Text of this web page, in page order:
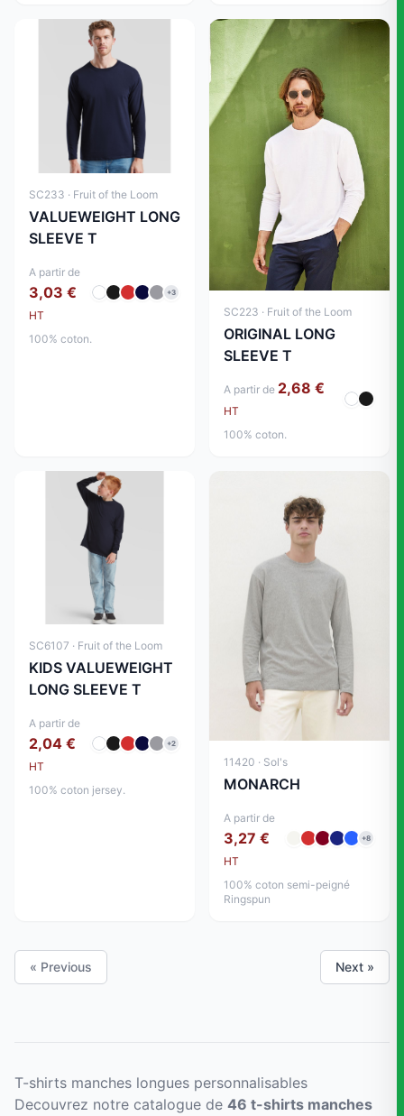
SC233 · Fruit of the Loom
VALUEWEIGHT LONG
SLEEVE T
A partir de
3,03 €
HT
+3
100% coton.
SC223 · Fruit of the Loom
ORIGINAL LONG
SLEEVE T
A partir de 2,68 €
HT
100% coton.
SC6107 · Fruit of the Loom
KIDS VALUEWEIGHT
LONG SLEEVE T
A partir de
2,04 €
HT
+2
100% coton jersey.
11420 · Sol's
MONARCH
A partir de
3,27 €
HT
+8
100% coton semi-peigné
Ringspun
« Previous Next »
T-shirts manches longues personnalisables
Decouvrez notre catalogue de 46 t-shirts manches